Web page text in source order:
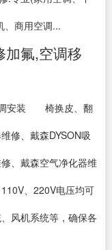
、商用空调...
加氟,空调移
调安装 椅换皮、翻
修、戴森DYSON吸
、戴森空气净化器维
、220V电压均可
风机系统等，确保各